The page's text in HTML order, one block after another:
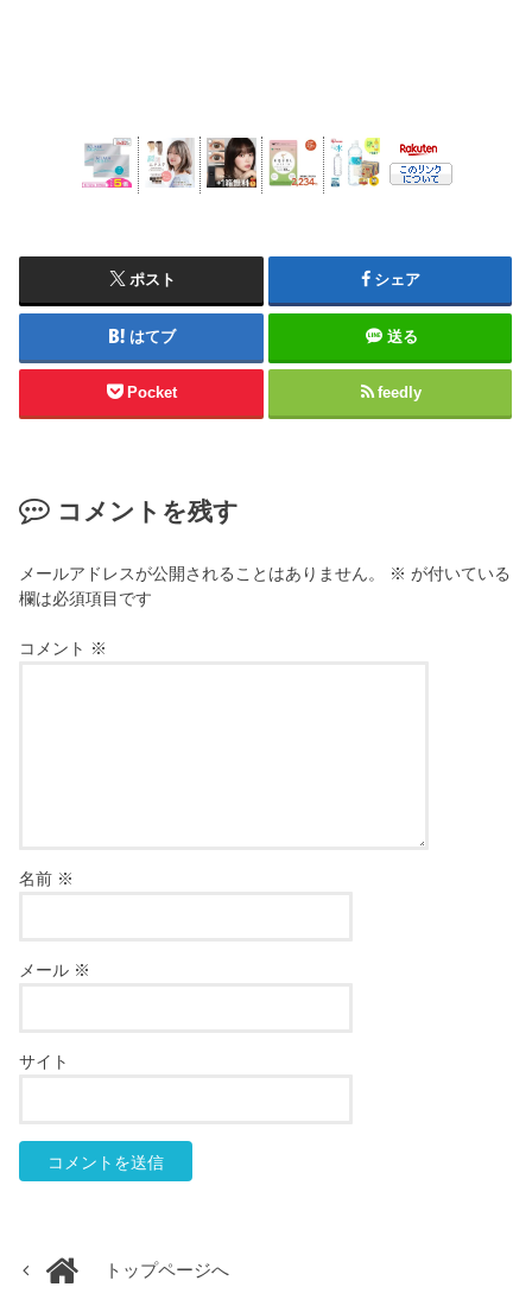
ポスト シェア
はてブ 送る
Pocket feedly
コメントを残す
メールアドレスが公開されることはありません。 ※ が付いている
欄は必須項目です
コメント ※
名前 ※
メール ※
サイト
トップページへ